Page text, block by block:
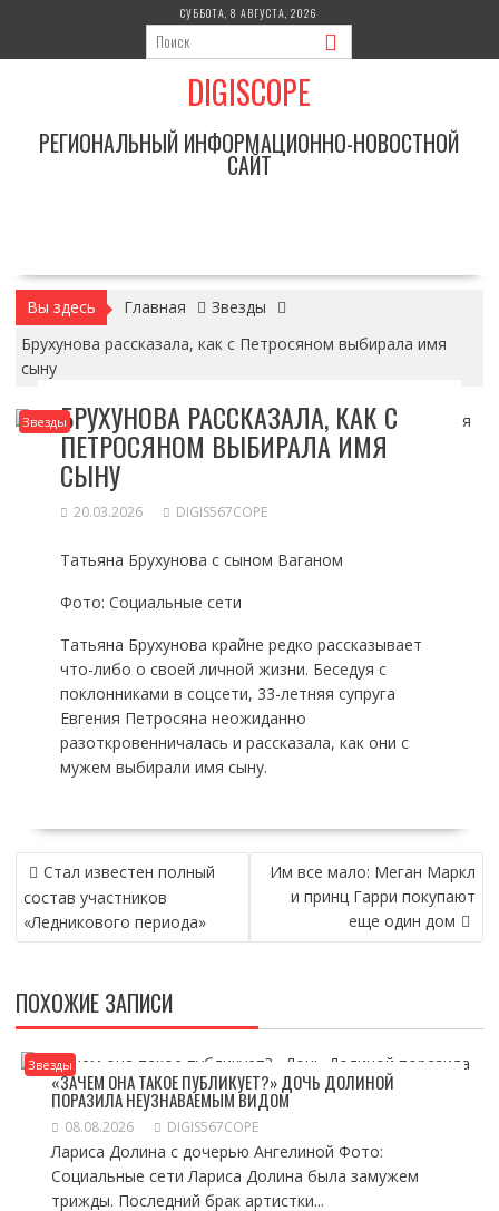
содержимому
СУББОТА, 8 АВГУСТА, 2026
DIGISCOPE
РЕГИОНАЛЬНЫЙ ИНФОРМАЦИОННО-НОВОСТНОЙ
САЙТ
Вы здесь Главная
Звезды
Брухунова рассказала, как с Петросяном выбирала имя
сыну
ЗвездыБРУХУНОВА РАССКАЗАЛА, КАК С
ПЕТРОСЯНОМ ВЫБИРАЛА ИМЯ
СЫНУ
20.03.2026 DIGIS567COPE
Татьяна Брухунова с сыном Ваганом
Фото: Социальные сети
Татьяна Брухунова крайне редко рассказывает
что-либо о своей личной жизни. Беседуя с
поклонниками в соцсети, 33-летняя супруга
Евгения Петросяна неожиданно
разоткровенничалась и рассказала, как они с
мужем выбирали имя сыну.
НАВИГАЦИЯ
ПО
ЗАПИСЯМ
Стал известен полный
состав участников
«Ледникового периода»
Им все мало: Меган Маркл
и принц Гарри покупают
еще один дом
ПОХОЖИЕ ЗАПИСИ
Звезды
«ЗАЧЕМ ОНА ТАКОЕ ПУБЛИКУЕТ?» ДОЧЬ ДОЛИНОЙ
ПОРАЗИЛА НЕУЗНАВАЕМЫМ ВИДОМ
08.08.2026 DIGIS567COPE
Лариса Долина с дочерью Ангелиной Фото:
Социальные сети Лариса Долина была замужем
трижды. Последний брак артистки...